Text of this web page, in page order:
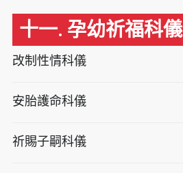
十一. 孕幼祈福科儀
改制性情科儀
安胎護命科儀
祈賜子嗣科儀